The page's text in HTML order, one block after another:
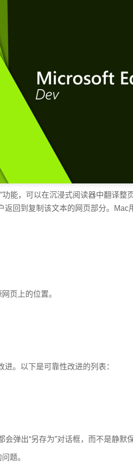
能，可以在沉浸式阅读器中翻译整
回到复制该文本的网页部分。Mac
页上的位置。
。以下是可靠性改进的列表：
弹出“另存为”对话框，而不是静默保
题。